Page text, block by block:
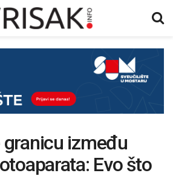
između
Evo što